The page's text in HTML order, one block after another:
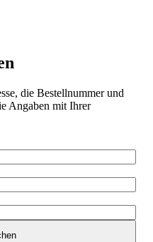
die Bestellnummer und
Angaben mit Ihrer